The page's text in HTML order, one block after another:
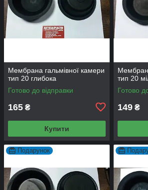
Мембрана гальмівної камери
тип 20 глибока
Готово до відправки
165 ₴
Купити
тип 20
Готово
149 ₴
Подарунок